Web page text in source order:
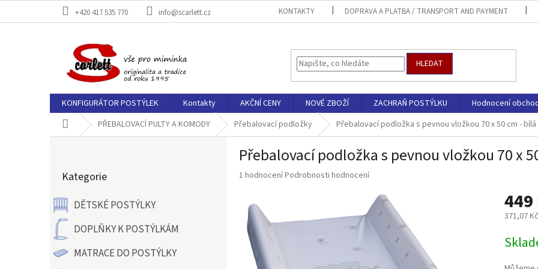
+420 417 535 770 info@scarlett.cz KONTAKTY DOPRAVA A PLATBA / TRANSPORT AND PAYMENT
HLEDAT
KONFIGURÁTOR POSTÝLEK Kontakty AKČNÍ CENY NOVÉ ZBOŽÍ ZACHRAŇ POSTÝLKU Hodnocení
Domů PŘEBALOVACÍ PULTY A KOMODY Přebalovací podložky Přebalovací podložka s pevnou vložkou 70 x 50 cm - bílá
a
n
p
kategorie
Kategorie
DĚTSKÉ POSTÝLKY
DOPLŇKY K POSTÝLKÁM
MATRACE DO POSTÝLKY
Přebalovací podložka s pevnou vložkou 70 x
Průměrné
5,0
hvězdiček.
1 hodnoceníPodrobnosti hodnocení
449
371,07
cena: